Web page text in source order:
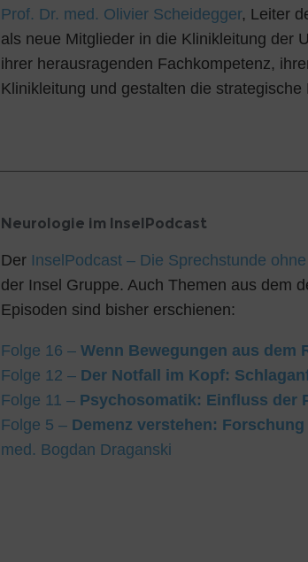
Prof. Dr. med. Olivier Scheidegger, Leiter
als neue Mitglieder in die Klinikleitung der
ihrer herausragenden Fachkompetenz,
Klinikleitung und gestalten die
Neurologie im InselPodcast
Der InselPodcast – Die Sprechstunde
der Insel Gruppe. Auch Themen aus dem
Episoden sind bisher erschienen:
Folge 16 –Wenn Bewegungen aus dem
Folge 12 – Der Notfall im Kopf:
Folge 11 – Psychosomatik: Einfluss der
Folge 5 – Demenz verstehen:
med. Bogdan Draganski